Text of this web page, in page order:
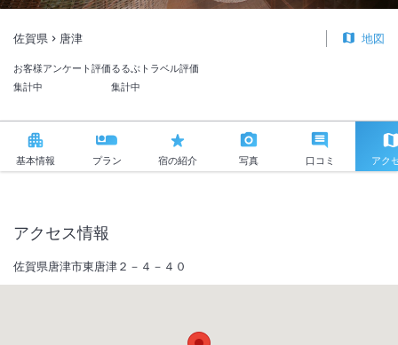
佐賀県 唐津 地図
お客様アンケート評価
集計中
るるぶトラベル評価
集計中
基本情報 プラン 宿の紹介 写真 口コミ アク
アクセス情報
佐賀県唐津市東唐津２－４－４０